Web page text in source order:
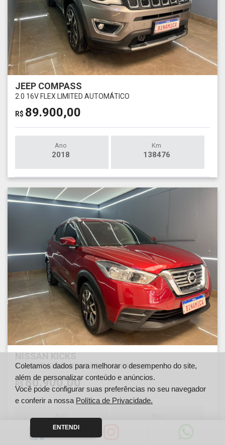
JEEP COMPASS
2.0 16V FLEX LIMITED AUTOMÁTICO
R$ 89.900,00
Ano
2018
Km
138476
1.6 16V FLEXSTART S DIRECT 4P XTRONIC
80.900,00
2018
Coletamos dados para melhorar o desempenho do site,
além de personalizar conteúdo e anúncios.
Você pode configurar suas preferências no seu navegador
e conferir a nossa Política de Privacidade.
ENTENDI